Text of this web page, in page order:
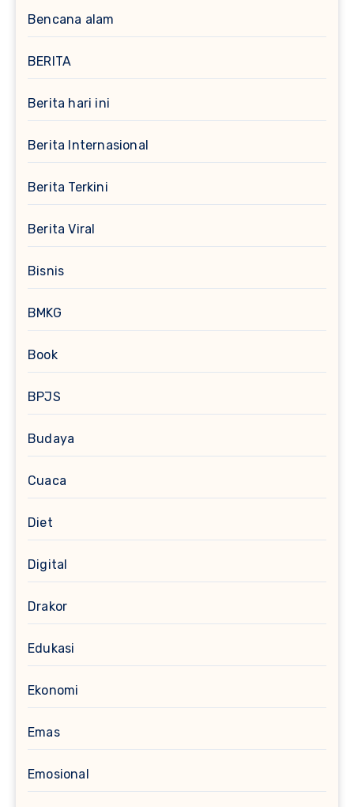
Bencana alam
BERITA
Berita hari ini
Berita Internasional
Berita Terkini
Berita Viral
Bisnis
BMKG
Book
BPJS
Budaya
Cuaca
Diet
Digital
Drakor
Edukasi
Ekonomi
Emas
Emosional